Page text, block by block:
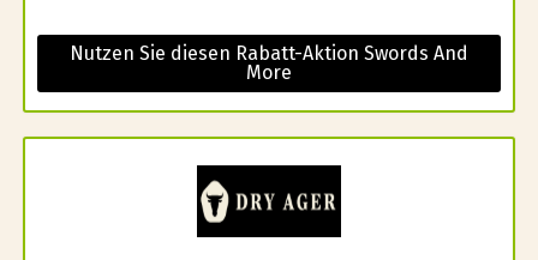
Nutzen Sie diesen Rabatt-Aktion Swords And
More